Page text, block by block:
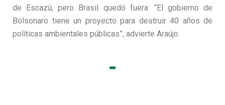
de Escazú, pero Brasil quedó fuera. “El gobierno de
Bolsonaro tiene un proyecto para destruir 40 años de
políticas ambientales públicas”, advierte Araújo.